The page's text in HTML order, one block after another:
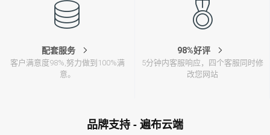
配套服务
客户满意度98%,努力做到100%满
意。
98%好评
5分钟内客服响应，四个客服同时修
改您网站
品牌支持 - 遍布云端